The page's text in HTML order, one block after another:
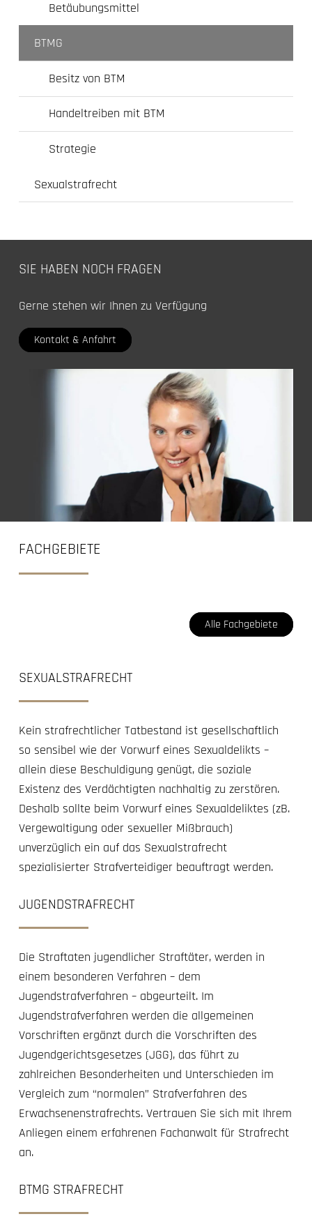
Betäubungsmittel
BTMG
Besitz von BTM
Handeltreiben mit BTM
Strategie
Sexualstrafrecht
SIE HABEN NOCH FRAGEN
Gerne stehen wir Ihnen zu Verfügung
Kontakt & Anfahrt
FACHGEBIETE
Alle Fachgebiete
SEXUALSTRAFRECHT
Kein strafrechtlicher Tatbestand ist gesellschaftlich
so sensibel wie der Vorwurf eines Sexualdelikts –
allein diese Beschuldigung genügt, die soziale
Existenz des Verdächtigten nachhaltig zu zerstören.
Deshalb sollte beim Vorwurf eines Sexualdeliktes (zB.
Vergewaltigung oder sexueller Mißbrauch)
unverzüglich ein auf das Sexualstrafrecht
spezialisierter Strafverteidiger beauftragt werden.
JUGENDSTRAFRECHT
Die Straftaten jugendlicher Straftäter, werden in
einem besonderen Verfahren – dem
Jugendstrafverfahren – abgeurteilt. Im
Jugendstrafverfahren werden die allgemeinen
Vorschriften ergänzt durch die Vorschriften des
Jugendgerichtsgesetzes (JGG), das führt zu
zahlreichen Besonderheiten und Unterschieden im
Vergleich zum “normalen” Strafverfahren des
Erwachsenenstrafrechts. Vertrauen Sie sich mit Ihrem
Anliegen einem erfahrenen Fachanwalt für Strafrecht
an.
BTMG STRAFRECHT